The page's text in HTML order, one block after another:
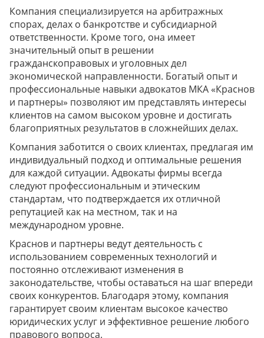
Компания специализируется на арбитражных
спорах, делах о банкротстве и субсидиарной
ответственности. Кроме того, она имеет
значительный опыт в решении
гражданскоправовых и уголовных дел
экономической направленности. Богатый опыт и
профессиональные навыки адвокатов МКА «Краснов
и партнеры» позволяют им представлять интересы
клиентов на самом высоком уровне и достигать
благоприятных результатов в сложнейших делах.
Компания заботится о своих клиентах, предлагая им
индивидуальный подход и оптимальные решения
для каждой ситуации. Адвокаты фирмы всегда
следуют профессиональным и этическим
стандартам, что подтверждается их отличной
репутацией как на местном, так и на
международном уровне.
Краснов и партнеры ведут деятельность с
использованием современных технологий и
постоянно отслеживают изменения в
законодательстве, чтобы оставаться на шаг впереди
своих конкурентов. Благодаря этому, компания
гарантирует своим клиентам высокое качество
юридических услуг и эффективное решение любого
правового вопроса.